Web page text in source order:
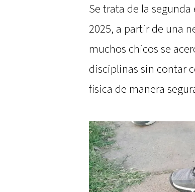
Se trata de la
2025, a partir de una
muchos chicos se
disciplinas sin contar
física de manera